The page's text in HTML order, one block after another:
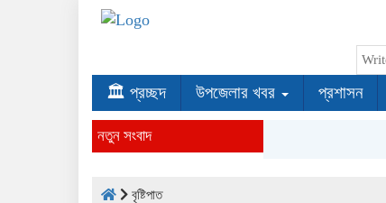
🏛 প্রচ্ছদ উপজেলার খবর প্রশাসন
নতুন সংবাদ
বৃষ্টিপাত